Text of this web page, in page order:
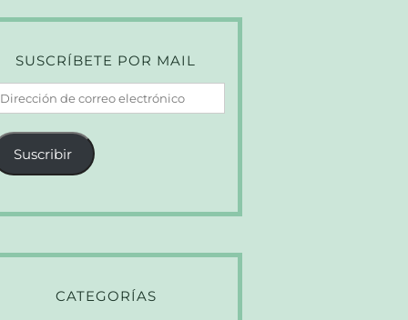
SUSCRÍBETE POR MAIL
Suscribir
CATEGORÍAS